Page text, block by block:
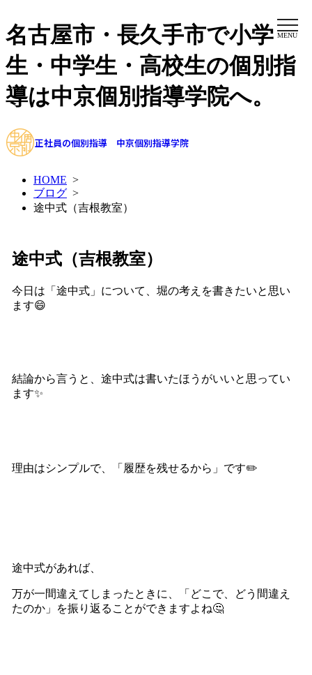
名古屋市・長久手市で小学
生・中学生・高校生の個別指
導は中京個別指導学院へ。
正社員の個別指導 中京個別指導学院
MENU
HOME >
ブログ >
途中式（吉根教室）
途中式（吉根教室）
今日は「途中式」について、堀の考えを書きたいと思い
ます😄
結論から言うと、途中式は書いたほうがいいと思ってい
ます✨
理由はシンプルで、「履歴を残せるから」です✏️
途中式があれば、
万が一間違えてしまったときに、「どこで、どう間違え
たのか」を振り返ることができますよね🤔